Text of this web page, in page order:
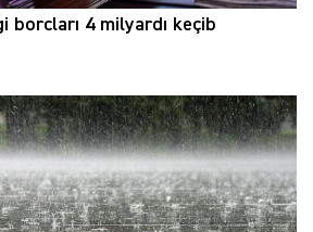
borcları 4 milyardı keçib